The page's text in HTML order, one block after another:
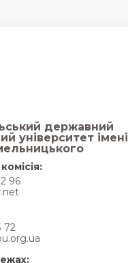
державний
університет імені
96
72